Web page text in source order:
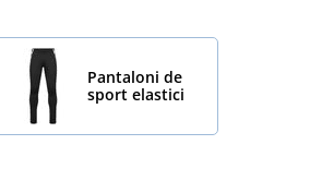
Pantaloni de
sport elastici